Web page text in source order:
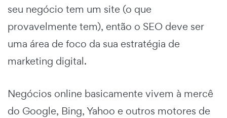
seu negócio tem um site (o que
provavelmente tem), então o SEO deve ser
uma área de foco da sua estratégia de
marketing digital.
Negócios online basicamente vivem à mercê
do Google, Bing, Yahoo e outros motores de